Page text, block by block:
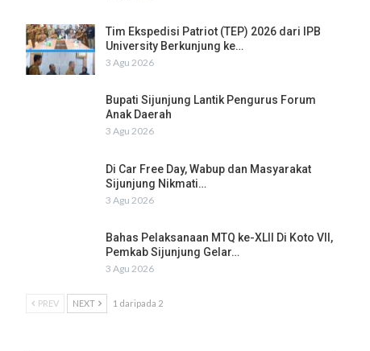
Tim Ekspedisi Patriot (TEP) 2026 dari IPB
University Berkunjung ke…
3 Agu 2026
Bupati Sijunjung Lantik Pengurus Forum
Anak Daerah
3 Agu 2026
Di Car Free Day, Wabup dan Masyarakat
Sijunjung Nikmati…
3 Agu 2026
Bahas Pelaksanaan MTQ ke-XLII Di Koto VII,
Pemkab Sijunjung Gelar…
3 Agu 2026
PREV NEXT 1 daripada 2